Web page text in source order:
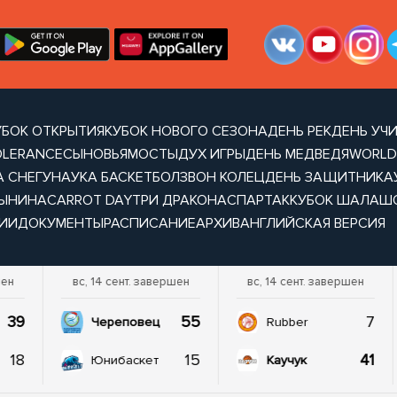
ОТКРЫТИЯКУБОК НОВОГО СЕЗОНАДЕНЬ РЕКДЕНЬ
СЫНОВЬЯМОСТЫДУХ ИГРЫДЕНЬ МЕДВЕДЯ
СНЕГУНАУКА БАСКЕТБОЛЗВОН КОЛЕЦДЕНЬ ЗАЩИТНИКА
CARROT DAYТРИ ДРАКОНАСПАРТАККУБОК
ДОКУМЕНТЫРАСПИСАНИЕАРХИВАНГЛИЙСКАЯ ВЕРСИЯ
39
18
вс, 14 сент. завершен
Череповец 55
Юнибаскет 15
вс, 14 сент. завершен
Rubber 7
Каучук 41